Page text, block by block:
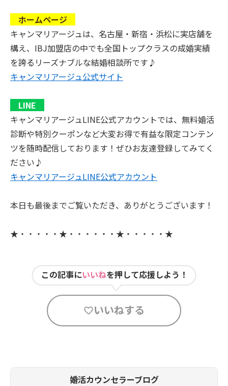
ホームページ
キャンマリアージュは、名古屋・新宿・浜松に実店舗を
構え、IBJ加盟店の中でも全国トップクラスの成婚実績
を誇るリーズナブルな結婚相談所です♪
キャンマリアージュ公式サイト
LINE
キャンマリアージュLINE公式アカウントでは、無料婚活
診断や特別クーポンなど大変お得で有益な限定コンテン
ツを随時配信しております！ぜひお友達登録してみてく
ださい♪
キャンマリアージュLINE公式アカウント
本日も最後までご覧いただき、ありがとうございます！
★・・・・・★・・・・・・★・・・・・★
この記事にいいねを押して応援しよう！
いいねする
婚活カウンセラーブログ